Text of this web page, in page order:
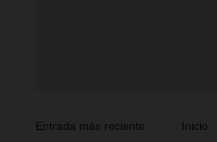
Entrada más reciente Inicio